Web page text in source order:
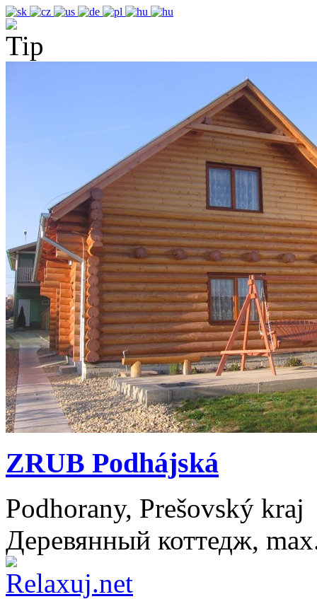
ZRUB Podhájská
Podhorany, Prešovský kraj
Деревянный коттедж,